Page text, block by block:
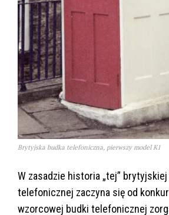
Brytyjska budka telefoniczna, pierwszy model K1
W zasadzie historia „tej”
telefonicznej zaczyna się od
wzorcowej budki telefonicznej